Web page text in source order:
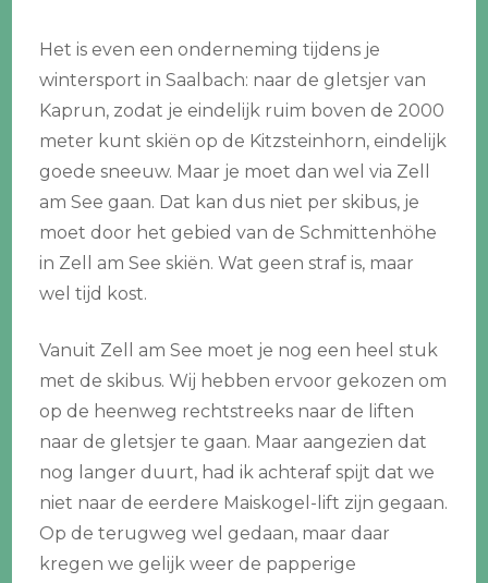
Het is even een onderneming tijdens je
wintersport in Saalbach: naar de gletsjer van
Kaprun, zodat je eindelijk ruim boven de 2000
meter kunt skiën op de Kitzsteinhorn, eindelijk
goede sneeuw. Maar je moet dan wel via Zell
am See gaan. Dat kan dus niet per skibus, je
moet door het gebied van de Schmittenhöhe
in Zell am See skiën. Wat geen straf is, maar
wel tijd kost.
Vanuit Zell am See moet je nog een heel stuk
met de skibus. Wij hebben ervoor gekozen om
op de heenweg rechtstreeks naar de liften
naar de gletsjer te gaan. Maar aangezien dat
nog langer duurt, had ik achteraf spijt dat we
niet naar de eerdere Maiskogel-lift zijn gegaan.
Op de terugweg wel gedaan, maar daar
kregen we gelijk weer de papperige